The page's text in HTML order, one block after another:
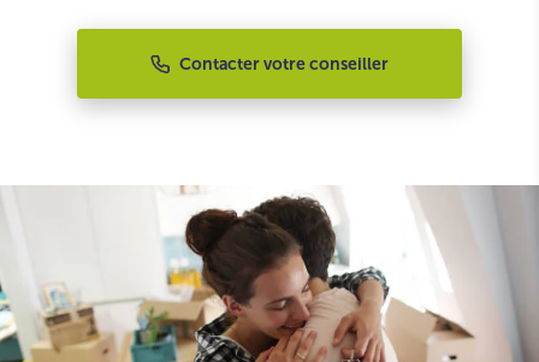
Contacter votre conseiller